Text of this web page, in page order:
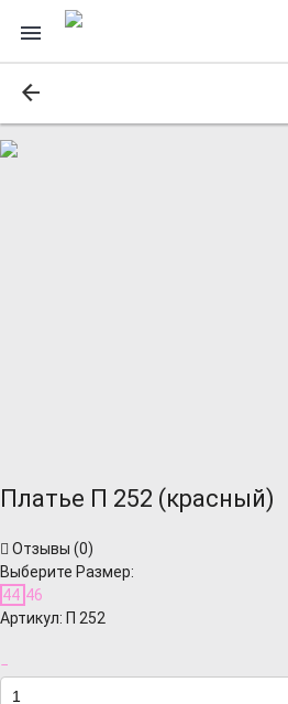
Платье П 252 (красный)
Отзывы (0)
Выберите Размер:
44 46
Артикул: П 252
−